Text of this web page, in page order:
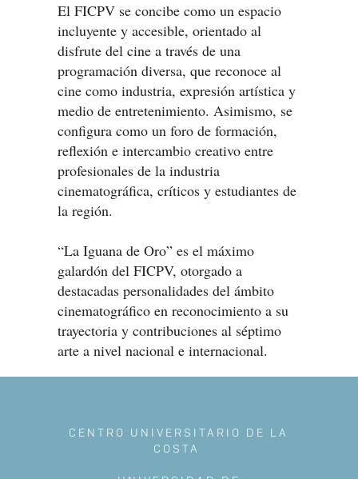
El FICPV se concibe como un espacio
incluyente y accesible, orientado al
disfrute del cine a través de una
programación diversa, que reconoce al
cine como industria, expresión artística y
medio de entretenimiento. Asimismo, se
configura como un foro de formación,
reflexión e intercambio creativo entre
profesionales de la industria
cinematográfica, críticos y estudiantes de
la región.
“La Iguana de Oro” es el máximo
galardón del FICPV, otorgado a
destacadas personalidades del ámbito
cinematográfico en reconocimiento a su
trayectoria y contribuciones al séptimo
arte a nivel nacional e internacional.
CENTRO UNIVERSITARIO DE LA
COSTA